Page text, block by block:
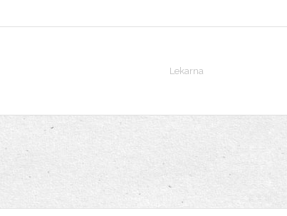
Lekarna